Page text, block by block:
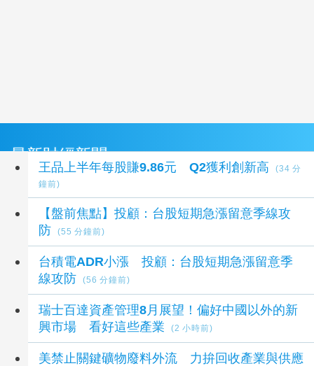
最新財經新聞
王品上半年每股賺9.86元 Q2獲利創新高
(34 分
鐘前)
【盤前焦點】投顧：台股短期急漲留意季線攻
防
(55 分鐘前)
台積電ADR小漲 投顧：台股短期急漲留意季
線攻防
(56 分鐘前)
瑞士百達資產管理8月展望！偏好中國以外的新
興市場 看好這些產業
(2 小時前)
美禁止關鍵礦物廢料外流 力拚回收產業與供應